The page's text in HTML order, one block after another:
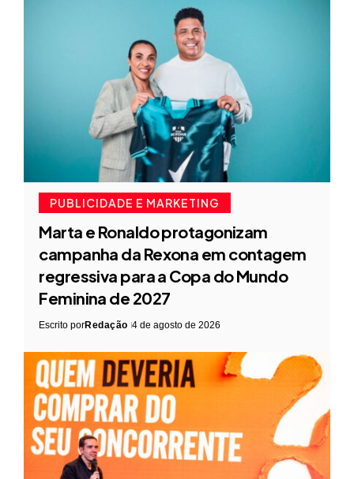
PUBLICIDADE E MARKETING
Marta e Ronaldo protagonizam
campanha da Rexona em contagem
regressiva para a Copa do Mundo
Feminina de 2027
Escrito porRedação 4 de agosto de 2026